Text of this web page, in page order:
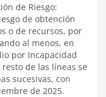
de Riesgo:
de obtención
o de recursos, por
al menos, en
por Incapacidad
de las líneas se
sucesivas, con
de 2025.